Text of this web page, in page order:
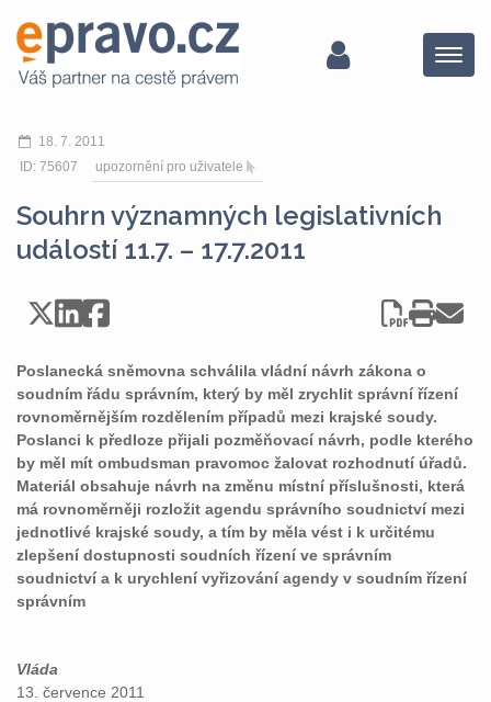
Menu
18. 7. 2011
ID: 75607
upozornění pro uživatele
Souhrn významných legislativních
událostí 11.7. – 17.7.2011
Poslanecká sněmovna schválila vládní návrh zákona o
soudním řádu správním, který by měl zrychlit správní řízení
rovnoměrnějším rozdělením případů mezi krajské soudy.
Poslanci k předloze přijali pozměňovací návrh, podle kterého
by měl mít ombudsman pravomoc žalovat rozhodnutí úřadů.
Materiál obsahuje návrh na změnu místní příslušnosti, která
má rovnoměrněji rozložit agendu správního soudnictví mezi
jednotlivé krajské soudy, a tím by měla vést i k určitému
zlepšení dostupnosti soudních řízení ve správním
soudnictví a k urychlení vyřizování agendy v soudním řízení
správním
Vláda
13. července 2011